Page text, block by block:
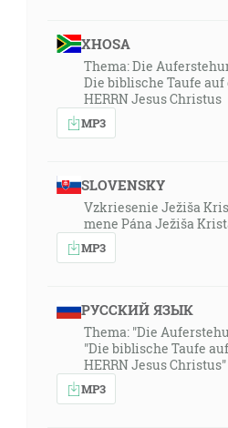
XHOSA
Thema: Die
Die biblische Taufe auf
HERRN Jesus Christus
MP3
SLOVENSKY
Vzkriesenie Ježiša
mene Pána Ježiša
MP3
РУССКИЙ ЯЗЫК
Thema: "Die
"Die biblische Taufe
HERRN Jesus Christus"
MP3